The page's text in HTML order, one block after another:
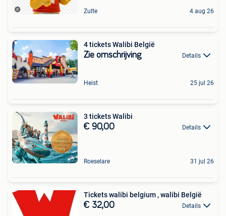
Zulte 4 aug 26
4 tickets Walibi België
Zie omschrijving Details
Heist 25 jul 26
3 tickets Walibi
€ 90,00 Details
Roeselare 31 jul 26
Tickets walibi belgium , walibi België
€ 32,00 Details